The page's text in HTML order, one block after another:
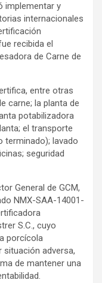
implementar y
internacionales
recibida el
de Carne de
entre otras
carne; la planta de
potabilizadora
el transporte
terminado); lavado
seguridad
General de GCM,
NMX-SAA-14001-
S.C., cuyo
porcícola
situación adversa,
de mantener una